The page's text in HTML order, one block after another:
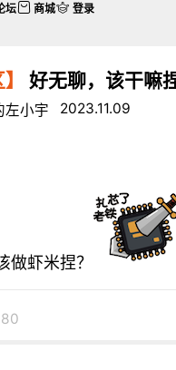
好无聊，该干嘛
左小宇 2023.11.09
做虾米捏？
坛 商城 登录